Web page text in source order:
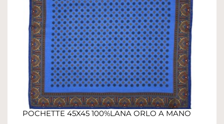
POCHETTE 45X45 100%LANA ORLO A MANO